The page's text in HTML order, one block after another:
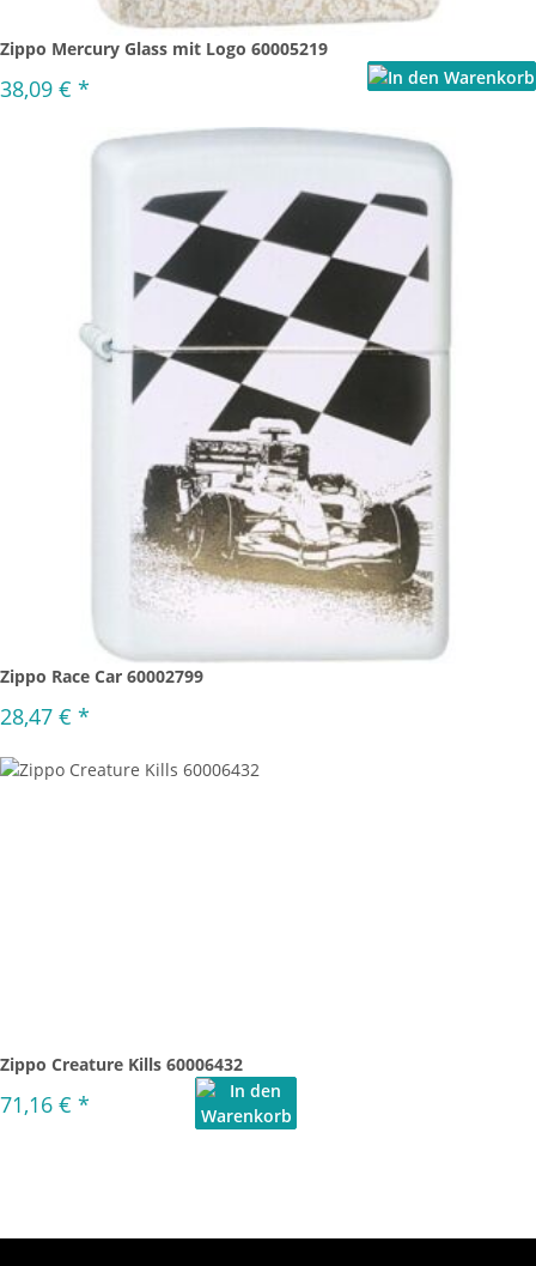
Zippo Mercury Glass mit Logo 60005219
38,09 € *
Zippo Race Car 60002799
28,47 € *
Zippo Creature Kills 60006432
71,16 € *